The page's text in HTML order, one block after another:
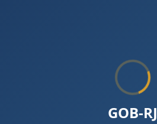
GOB-RJ